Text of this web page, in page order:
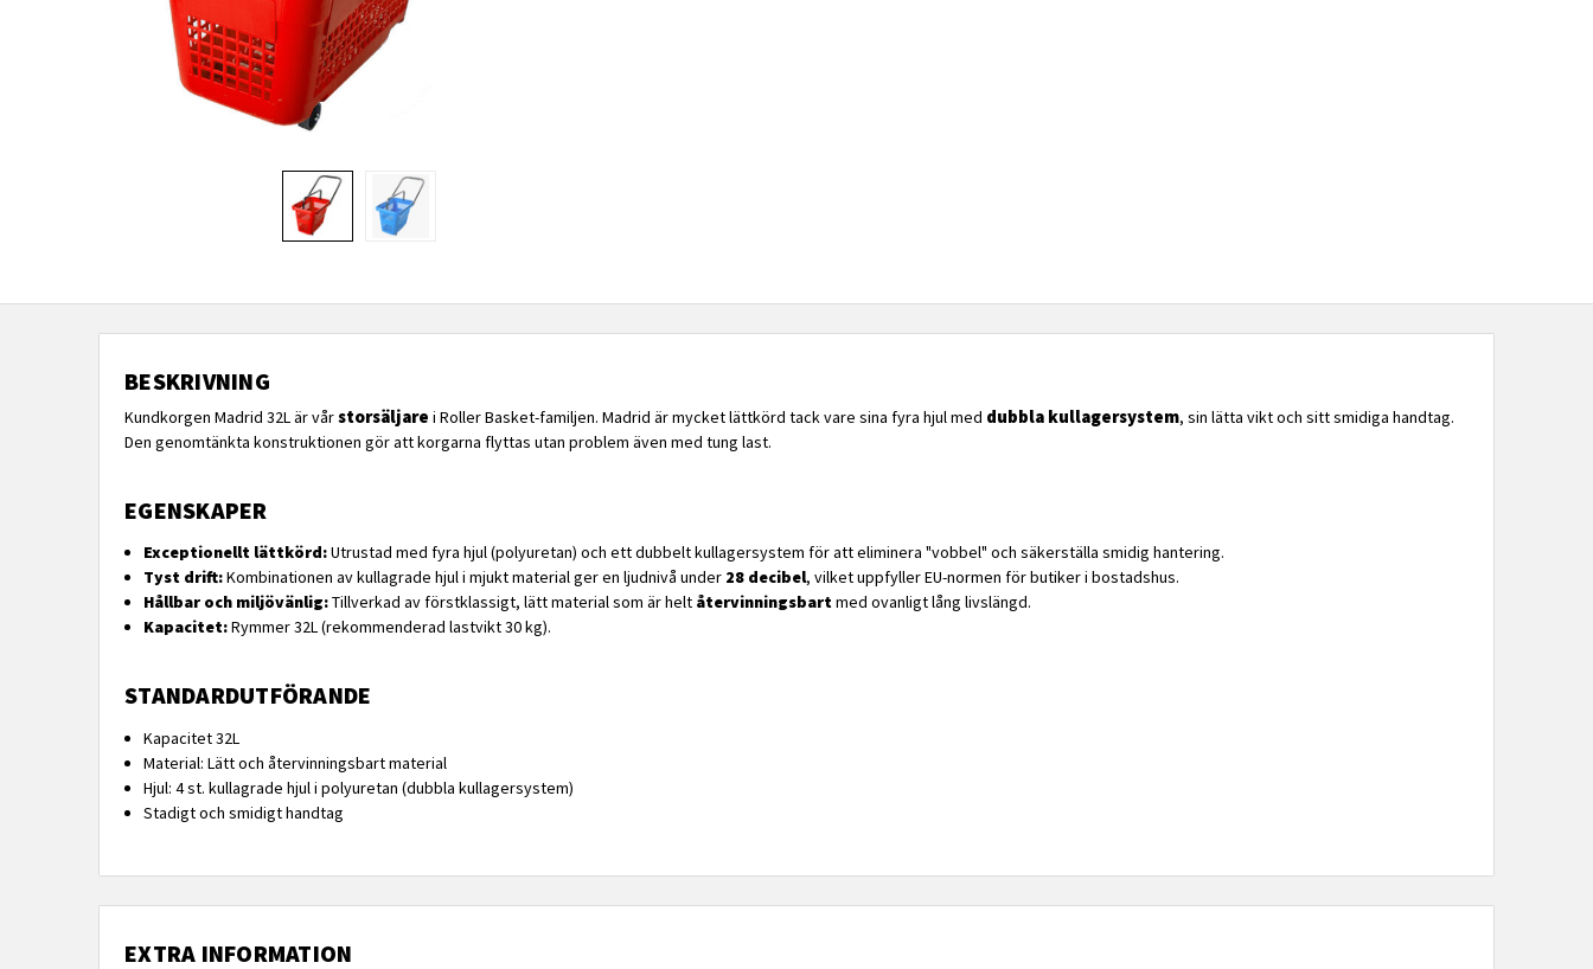
BESKRIVNING
Kundkorgen Madrid 32L är vårstorsäljare i Roller Basket-familjen. Madrid är mycket lättkörd tack vare sina fyra hjul med dubbla kullagersystem, sin lätta vikt och sitt smidiga handtag.
Den genomtänkta konstruktionen gör att korgarna flyttas utan problem även med tung last.
EGENSKAPER
Exceptionellt lättkörd:Utrustad med fyra hjul (polyuretan) och ett dubbelt kullagersystem för att eliminera "vobbel" och säkerställa smidig hantering.
Tyst drift:Kombinationen av kullagrade hjul i mjukt material ger en ljudnivå under 28 decibel, vilket uppfyller EU-normen för butiker i bostadshus.
Hållbar och miljövänlig:Tillverkad av förstklassigt, lätt material som är helt återvinningsbartmed ovanligt lång livslängd.
Kapacitet:Rymmer 32L (rekommenderad lastvikt 30 kg).
STANDARDUTFÖRANDE
Kapacitet 32L
Material: Lätt och återvinningsbart material
Hjul: 4 st. kullagrade hjul i polyuretan (dubbla kullagersystem)
Stadigt och smidigt handtag
EXTRA INFORMATION